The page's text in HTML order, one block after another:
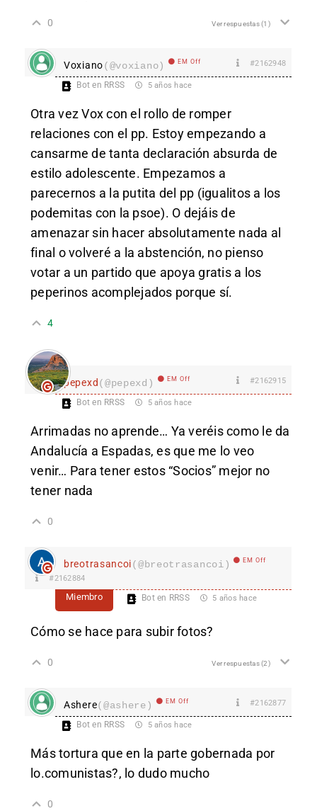
0 Ver respuestas(1)
Voxiano(@voxiano) EM Off #2162948
Bot en RRSS 5 años hace
Otra vez Vox con el rollo de romper
relaciones con el pp. Estoy empezando a
cansarme de tanta declaración absurda de
estilo adolescente. Empezamos a
parecernos a la putita del pp (igualitos a los
podemitas con la psoe). O dejáis de
amenazar sin hacer absolutamente nada al
final o volveré a la abstención, no pienso
votar a un partido que apoya gratis a los
peperinos acomplejados porque sí.
4
pepexd(@pepexd) EM Off #2162915
Bot en RRSS 5 años hace
Arrimadas no aprende… Ya veréis como le da
Andalucía a Espadas, es que me lo veo
venir… Para tener estos “Socios” mejor no
tener nada
0
breotrasancoi(@breotrasancoi) EM Off
#2162884
Miembro Bot en RRSS 5 años hace
Cómo se hace para subir fotos?
0 Ver respuestas(2)
Ashere(@ashere) EM Off #2162877
Bot en RRSS 5 años hace
Más tortura que en la parte gobernada por
lo.comunistas?, lo dudo mucho
0